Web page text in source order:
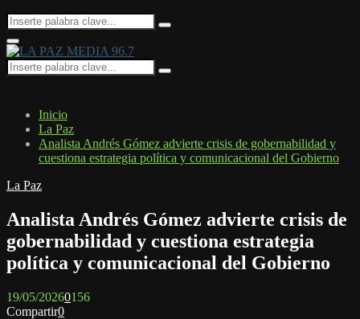
Search
for:
Search
Facebook
Twitter
Instagram
Youtube
Email
Twitch
Whatsapp
Primary
Menu
Search
for:
Search
Inicio
La Paz
Analista Andrés Gómez advierte crisis de gobernabilidad y
cuestiona estrategia política y comunicacional del Gobierno
La Paz
Analista Andrés Gómez advierte crisis de
gobernabilidad y cuestiona estrategia
política y comunicacional del Gobierno
19/05/20260156
Compartir0